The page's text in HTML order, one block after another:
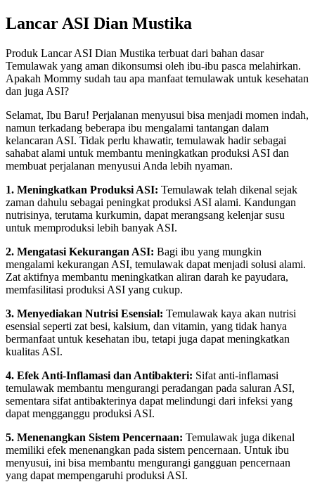
Skip
to
Lancar ASI Dian Mustika
Produk Lancar ASI Dian Mustika terbuat dari bahan dasar
Temulawak yang aman dikonsumsi oleh ibu-ibu pasca melahirkan.
Apakah Mommy sudah tau apa manfaat temulawak untuk kesehatan
dan juga ASI?
Selamat, Ibu Baru! Perjalanan menyusui bisa menjadi momen indah,
namun terkadang beberapa ibu mengalami tantangan dalam
kelancaran ASI. Tidak perlu khawatir, temulawak hadir sebagai
sahabat alami untuk membantu meningkatkan produksi ASI dan
membuat perjalanan menyusui Anda lebih nyaman.
1. Meningkatkan Produksi ASI: Temulawak telah dikenal sejak
zaman dahulu sebagai peningkat produksi ASI alami. Kandungan
nutrisinya, terutama kurkumin, dapat merangsang kelenjar susu
untuk memproduksi lebih banyak ASI.
2. Mengatasi Kekurangan ASI: Bagi ibu yang mungkin
mengalami kekurangan ASI, temulawak dapat menjadi solusi alami.
Zat aktifnya membantu meningkatkan aliran darah ke payudara,
memfasilitasi produksi ASI yang cukup.
3. Menyediakan Nutrisi Esensial: Temulawak kaya akan nutrisi
esensial seperti zat besi, kalsium, dan vitamin, yang tidak hanya
bermanfaat untuk kesehatan ibu, tetapi juga dapat meningkatkan
kualitas ASI.
4. Efek Anti-Inflamasi dan Antibakteri: Sifat anti-inflamasi
temulawak membantu mengurangi peradangan pada saluran ASI,
sementara sifat antibakterinya dapat melindungi dari infeksi yang
dapat mengganggu produksi ASI.
5. Menenangkan Sistem Pencernaan: Temulawak juga dikenal
memiliki efek menenangkan pada sistem pencernaan. Untuk ibu
menyusui, ini bisa membantu mengurangi gangguan pencernaan
yang dapat mempengaruhi produksi ASI.